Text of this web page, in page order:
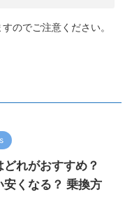
のでご注意ください。
どれがおすすめ？
安くなる？ 乗換方